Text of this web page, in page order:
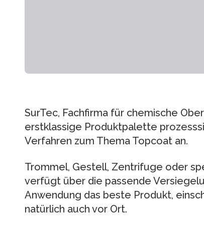
SurTec, Fachfirma für chemische
erstklassige Produktpalette
Verfahren zum Thema Topcoat an.
Trommel, Gestell, Zentrifuge oder
verfügt über die passende
Anwendung das beste Produkt,
natürlich auch vor Ort.